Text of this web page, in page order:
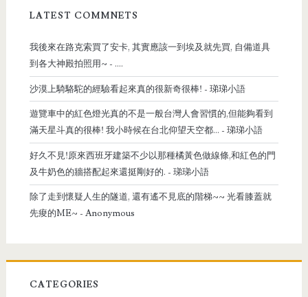
LATEST COMMNETS
我後來在路克索買了安卡, 其實應該一到埃及就先買, 自備道具
到各大神殿拍照用~ - ....
沙漠上騎駱駝的經驗看起來真的很新奇很棒! - 珶珶小語
遊覽車中的紅色燈光真的不是一般台灣人會習慣的,但能夠看到
滿天星斗真的很棒! 我小時候在台北仰望天空都... - 珶珶小語
好久不見!原來西班牙建築不少以那種橘黃色做線條,和紅色的門
及牛奶色的牆搭配起來還挺剛好的. - 珶珶小語
除了走到懷疑人生的隧道, 還有遙不見底的階梯~~ 光看膝蓋就
先痠的ME~ - Anonymous
CATEGORIES